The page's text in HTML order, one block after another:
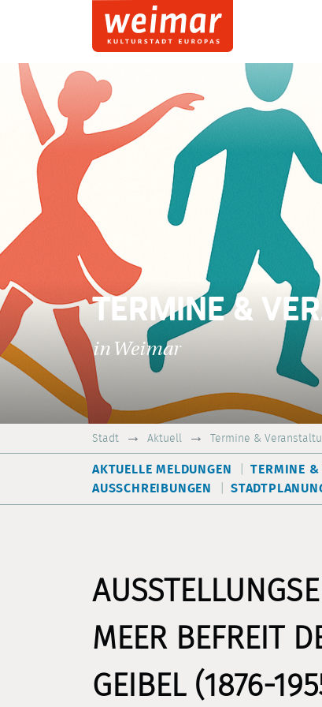
TERMINE &
in Weimar
Stadt Aktuell Termine &
AKTUELLE MELDUNGEN TERMINE &
AUSSCHREIBUNGEN
MEER BEFREIT
GEIBEL (1876-